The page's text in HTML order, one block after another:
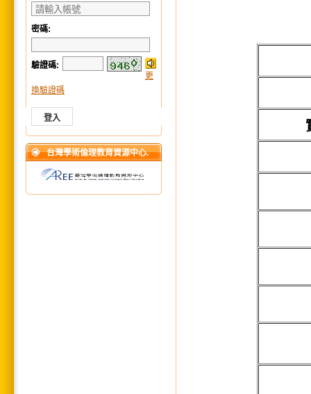
密碼:
驗證碼:
更
換驗證碼
台灣學術倫理教育資源中心.